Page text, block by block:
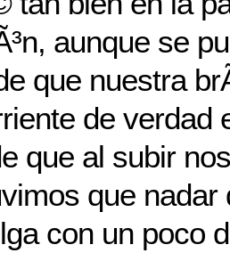
aunque se
que nuestra
de verdad
que al subir
que nadar
con un poco